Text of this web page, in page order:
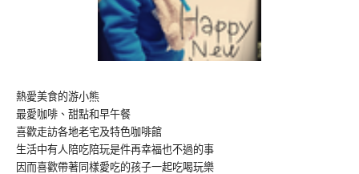
熱愛美食的游小熊
最愛咖啡、甜點和早午餐
喜歡走訪各地老宅及特色咖啡館
生活中有人陪吃陪玩是件再幸福也不過的事
因而喜歡帶著同樣愛吃的孩子一起吃喝玩樂